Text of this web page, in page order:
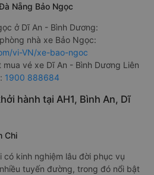
Nẵng Bảo Ngọc
ở Dĩ An - Bình Dương:
nhà xe Bảo Ngọc:
vi-VN/xe-bao-ngoc
mua vé xe Dĩ An - Bình Dương Liên
1900 888684
hành tại AH1, Bình An, Dĩ
Chi
có kinh nghiệm lâu đời phục vụ
tuyến đường, trong đó nổi bật